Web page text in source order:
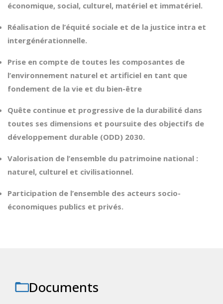
économique, social, culturel, matériel et immatériel.
Réalisation de l’équité sociale et de la justice intra et
intergénérationnelle.
Prise en compte de toutes les composantes de
l’environnement naturel et artificiel en tant que
fondement de la vie et du bien-être
Quête continue et progressive de la durabilité dans
toutes ses dimensions et poursuite des objectifs de
développement durable (ODD) 2030.
Valorisation de l’ensemble du patrimoine national :
naturel, culturel et civilisationnel.
Participation de l’ensemble des acteurs socio-
économiques publics et privés.
Documents